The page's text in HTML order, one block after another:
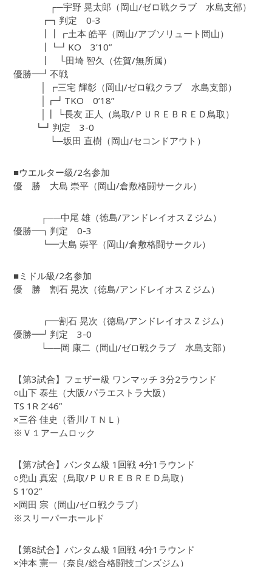
┌─宇野 晃太郎（岡山/ゼロ戦クラブ 水島支部）
┏┓判定 0-3
┃┃┏土本 皓平（岡山/アブソリュート岡山）
┃┗┛KO 3’10”
┃ └田埼 智久（佐賀/無所属）
優勝━┛不戦
│ ┏三宅 輝彰（岡山/ゼロ戦クラブ 水島支部）
│┏┛TKO 0’18”
│┃ └長友 正人（鳥取/ＰＵＲＥＢＲＥＤ鳥取）
┗┛判定 3-0
└─坂田 直樹（岡山/セコンドアウト）
■ウエルター級/2名参加
優 勝 大島 崇平（岡山/倉敷格闘サークル）
┌──中尾 雄（徳島/アンドレイオスＺジム）
優勝━┓判定 0-3
┗━大島 崇平（岡山/倉敷格闘サークル）
■ミドル級/2名参加
優 勝 割石 晃次（徳島/アンドレイオスＺジム）
┏━割石 晃次（徳島/アンドレイオスＺジム）
優勝━┛判定 3-0
└──岡 康二（岡山/ゼロ戦クラブ 水島支部）
【第3試合】フェザー級 ワンマッチ 3分2ラウンド
○山下 泰生（大阪/パラエストラ大阪）
TS 1R 2’46”
×三谷 佳史（香川/ＴＮＬ）
※Ｖ１アームロック
【第7試合】バンタム級 1回戦 4分1ラウンド
○兜山 真宏（鳥取/ＰＵＲＥＢＲＥＤ鳥取）
S 1’02”
×岡田 宗（岡山/ゼロ戦クラブ）
※スリーパーホールド
【第8試合】バンタム級 1回戦 4分1ラウンド
×沖本 憲一（奈良/総合格闘技ゴンズジム）